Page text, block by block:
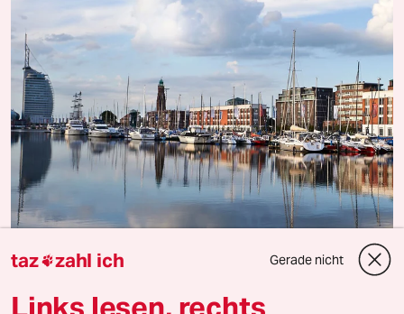
25.– 29. August 2026
Bremerhaven
taz zahl ich Gerade nicht